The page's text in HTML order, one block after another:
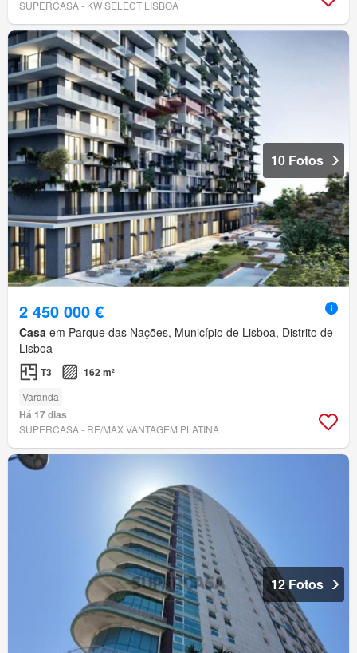
SUPERCASA - KW SELECT LISBOA
10 Fotos
2 450 000 €
Casa em Parque das Nações, Município de Lisboa, Distrito de
Lisboa
T3 162 m²
Varanda
Há 17 dias
SUPERCASA - RE/MAX VANTAGEM PLATINA
12 Fotos